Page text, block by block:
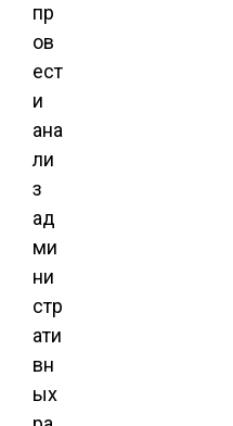
пр
ов
ест
и
ана
ли
з
ад
ми
ни
стр
ати
вн
ых